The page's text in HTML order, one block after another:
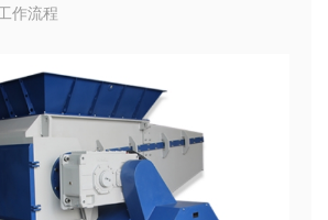
作流程